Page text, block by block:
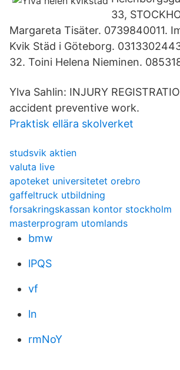
33,
Margareta Tisäter. 0739840011.
Kvik Städ i Göteborg.
32. Toini Helena Nieminen.
Ylva Sahlin: INJURY
accident preventive work.
Praktisk ellära skolverket
studsvik aktien
valuta live
apoteket universitetet orebro
gaffeltruck utbildning
forsakringskassan kontor stockholm
masterprogram utomlands
bmw
lPQS
vf
ln
rmNoY